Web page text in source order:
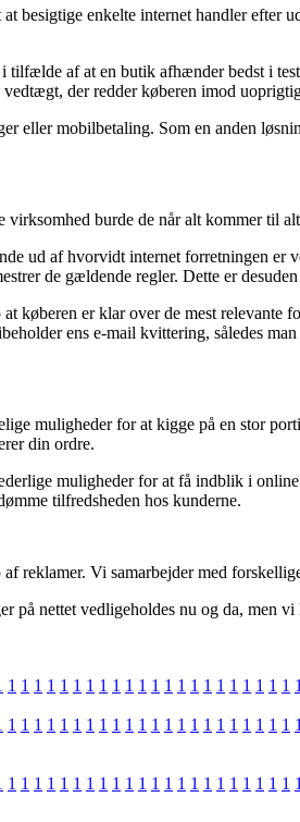
besigtige enkelte internet handler efter
af at en butik afhænder bedst i
der redder køberen imod
eller mobilbetaling. Som en anden
burde de når alt kommer til
ud af hvorvidt internet forretningen
de gældende regler. Dette er
køberen er klar over de mest
ens e-mail kvittering, således
muligheder for at kigge på en stor
din ordre.
muligheder for at få indblik i
tilfredsheden hos kunderne.
reklamer. Vi samarbejder med
på nettet vedligeholdes nu og da, men
1 1 1 1 1 1 1 1 1 1 1 1 1 1 1 1 1 1 1 1 1 1 1
1 1 1 1 1 1 1 1 1 1 1 1 1 1 1 1 1 1 1 1 1 1 1
1 1 1 1 1 1 1 1 1 1 1 1 1 1 1 1 1 1 1 1 1 1 1